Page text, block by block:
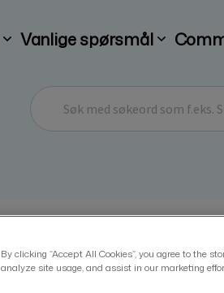
Vanlige spørsmål
Visma
By clicking “Accept All Cookies”, you agree to the
analyze site usage, and assist in our marketing